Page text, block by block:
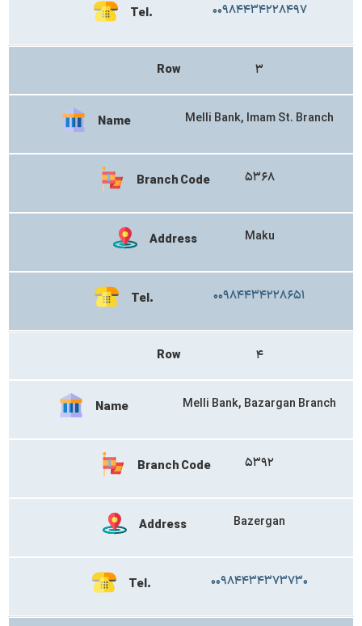
Tel. ۰۰۹۸۴۴۳۴۲۲۸۴۹۷
Row ۳
Name Melli Bank, Imam St. Branch
Branch Code ۵۳۶۸
Address Maku
Tel. ۰۰۹۸۴۴۳۴۲۲۸۶۵۱
Row ۴
Name Melli Bank, Bazargan Branch
Branch Code ۵۳۹۲
Address Bazergan
Tel. ۰۰۹۸۴۴۳۴۳۷۳۷۳۰